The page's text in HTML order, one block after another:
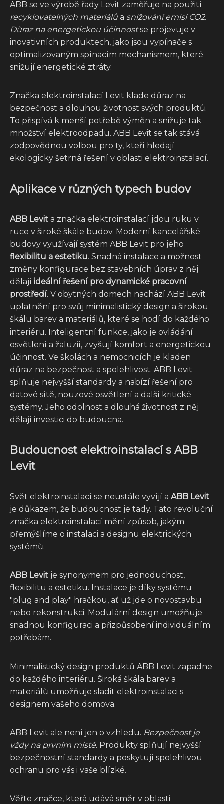
ABB se ve výrobě řady Levit zaměřuje na použití
recyklovatelných materiálů a snižování emisí CO2.
Důraz na energetickou účinnostse projevuje v
inovativních produktech, jako jsou vypínače s
optimalizovaným spínacím mechanismem, které
snižují energetické ztráty.
Značka elektroinstalací Levit klade důraz na
bezpečnost a dlouhou životnost svých produktů.
To přispívá k menší potřebě výměn a snižuje tak
množství elektroodpadu. ABB Levit se tak stává
zodpovědnou volbou pro ty, kteří hledají
ekologicky šetrná řešení v oblasti elektroinstalací.
Aplikace v různých typech budov
ABB Levit a značka elektroinstalací jdou ruku v
ruce v široké škále budov. Moderní kancelářské
budovy využívají systém ABB Levit pro jeho
flexibilitu a estetiku. Snadná instalace a možnost
změny konfigurace bez stavebních úprav z něj
dělají ideální řešení pro dynamické pracovní
prostředí. V obytných domech nachází ABB Levit
uplatnění pro svůj minimalistický design a širokou
škálu barev a materiálů, které se hodí do každého
interiéru. Inteligentní funkce, jako je ovládání
osvětlení a žaluzií, zvyšují komfort a energetickou
účinnost. Ve školách a nemocnicích je kladen
důraz na bezpečnost a spolehlivost. ABB Levit
splňuje nejvyšší standardy a nabízí řešení pro
datové sítě, nouzové osvětlení a další kritické
systémy. Jeho odolnost a dlouhá životnost z něj
dělají investici do budoucna.
Budoucnost elektroinstalací s ABB
Levit
Svět elektroinstalací se neustále vyvíjí a ABB Levit
je důkazem, že budoucnost je tady. Tato revoluční
značka elektroinstalací mění způsob, jakým
přemýšlíme o instalaci a designu elektrických
systémů.
ABB Levit je synonymem pro jednoduchost,
flexibilitu a estetiku. Instalace je díky systému
"plug and play" hračkou, ať už jde o novostavbu
nebo rekonstrukci. Modulární design umožňuje
snadnou konfiguraci a přizpůsobení individuálním
potřebám.
Minimalistický design produktů ABB Levit zapadne
do každého interiéru. Široká škála barev a
materiálů umožňuje sladit elektroinstalaci s
designem vašeho domova.
ABB Levit ale není jen o vzhledu. Bezpečnost je
vždy na prvním místě. Produkty splňují nejvyšší
bezpečnostní standardy a poskytují spolehlivou
ochranu pro vás i vaše blízké.
Věřte značce, která udává směr v oblasti